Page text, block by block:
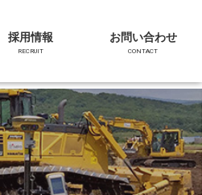
採用情報
RECRUIT
お問い合わせ
CONTACT